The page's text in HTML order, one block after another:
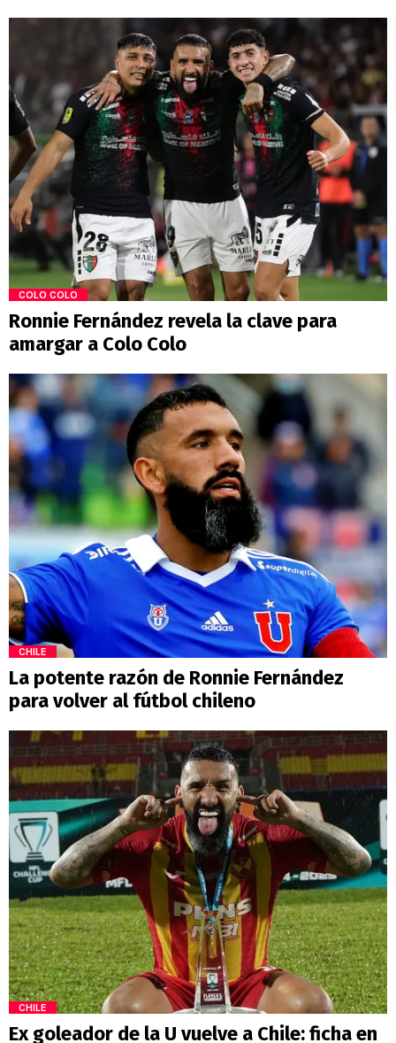
COLO COLO
Ronnie Fernández revela la clave para
amargar a Colo Colo
CHILE
La potente razón de Ronnie Fernández
para volver al fútbol chileno
CHILE
Ex goleador de la U vuelve a Chile: ficha en